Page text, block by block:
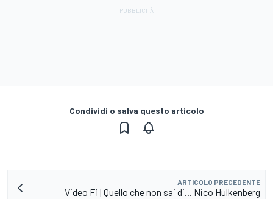
Condividi o salva questo articolo
ARTICOLO PRECEDENTE
Video F1 | Quello che non sai di... Nico Hulkenberg